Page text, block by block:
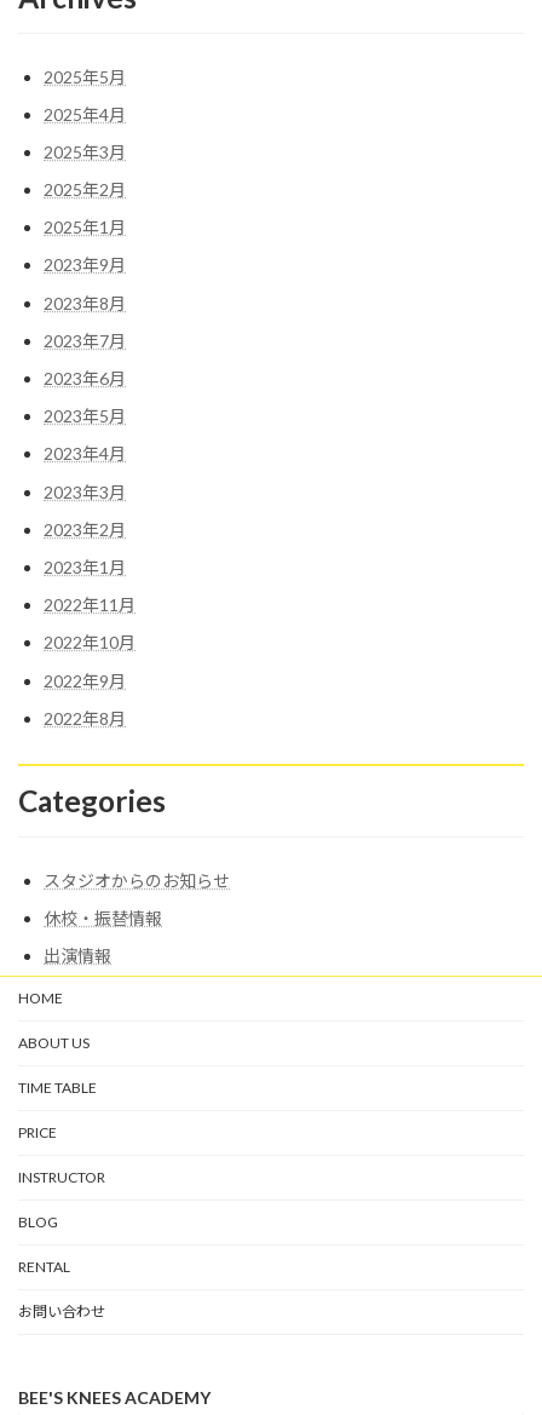
2025年5月
2025年4月
2025年3月
2025年2月
2025年1月
2023年9月
2023年8月
2023年7月
2023年6月
2023年5月
2023年4月
2023年3月
2023年2月
2023年1月
2022年11月
2022年10月
2022年9月
2022年8月
Categories
スタジオからのお知らせ
休校・振替情報
出演情報
HOME
ABOUT US
TIME TABLE
PRICE
INSTRUCTOR
BLOG
RENTAL
お問い合わせ
BEE'S KNEES ACADEMY